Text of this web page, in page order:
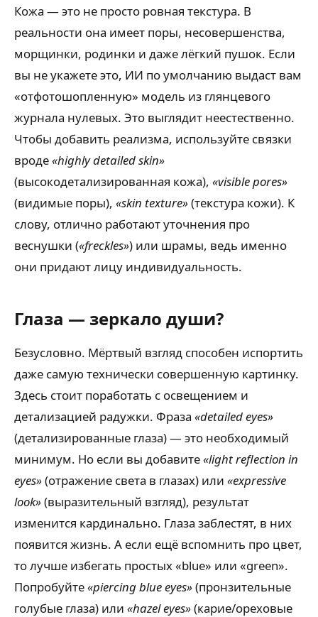
Кожа — это не просто ровная текстура. В
реальности она имеет поры, несовершенства,
морщинки, родинки и даже лёгкий пушок. Если
вы не укажете это, ИИ по умолчанию выдаст вам
«отфотошопленную» модель из глянцевого
журнала нулевых. Это выглядит неестественно.
Чтобы добавить реализма, используйте связки
вроде«highly detailed skin»
(высокодетализированная кожа), «visible pores»
(видимые поры), «skin texture»(текстура кожи). К
слову, отлично работают уточнения про
веснушки («freckles») или шрамы, ведь именно
они придают лицу индивидуальность.
Глаза — зеркало души?
Безусловно. Мёртвый взгляд способен испортить
даже самую технически совершенную картинку.
Здесь стоит поработать с освещением и
детализацией радужки. Фраза «detailed eyes»
(детализированные глаза) — это необходимый
минимум. Но если вы добавите«light reflection in
eyes»(отражение света в глазах) или «expressive
look»(выразительный взгляд), результат
изменится кардинально. Глаза заблестят, в них
появится жизнь. А если ещё вспомнить про цвет,
то лучше избегать простых «blue» или «green».
Попробуйте«piercing blue eyes»(пронзительные
голубые глаза) или «hazel eyes»(карие/ореховые